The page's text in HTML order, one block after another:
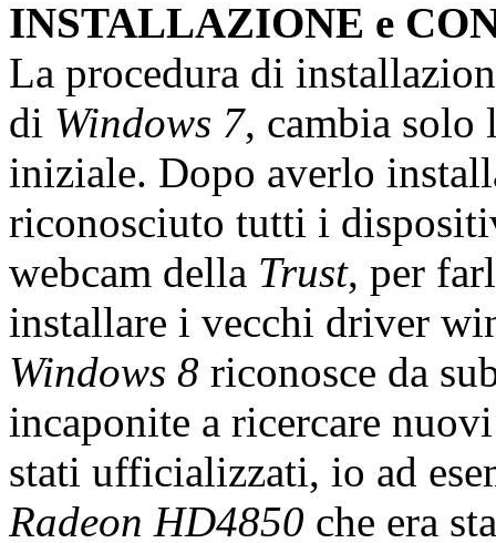
INSTALLAZIONE e
La procedura di
di Windows 7, cambia solo
iniziale. Dopo averlo
riconosciuto tutti i
webcam della Trust, per
installare i vecchi driver
Windows 8 riconosce da
incaponite a ricercare
stati ufficializzati, io ad
Radeon HD4850 che era